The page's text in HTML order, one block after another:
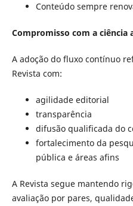
Conteúdo sempre
Compromisso com a ciência
A adoção do fluxo contínuo
Revista com:
agilidade editorial
transparência
difusão qualificada do
fortalecimento da
pública e áreas afins
A Revista segue mantendo
avaliação por pares,